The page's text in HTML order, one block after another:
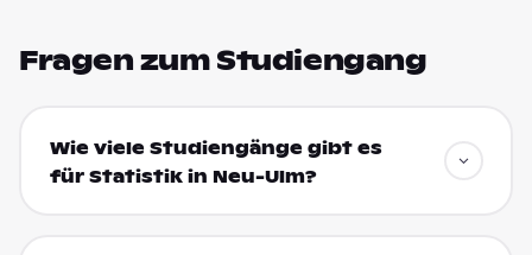
Fragen zum Studiengang
Wie viele Studiengänge gibt es
für Statistik in Neu-Ulm?